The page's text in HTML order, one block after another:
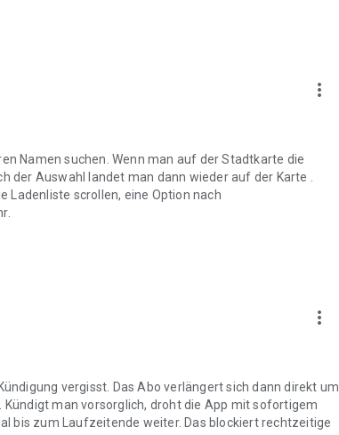
more_vert
Namen suchen. Wenn man auf der Stadtkarte die
der Auswahl landet man dann wieder auf der Karte .
Ladenliste scrollen, eine Option nach
more_vert
vergisst. Das Abo verlängert sich dann direkt um
man vorsorglich, droht die App mit sofortigem
bis zum Laufzeitende weiter. Das blockiert rechtzeitige